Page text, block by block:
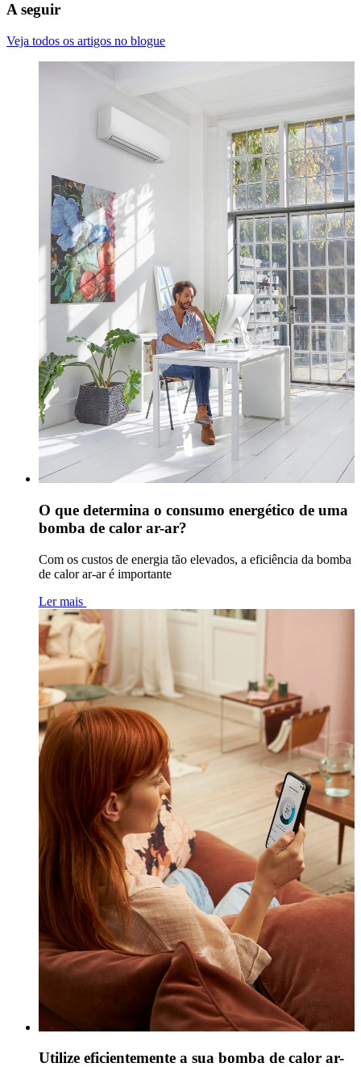
A seguir
Veja todos os artigos no blogue
O que determina o consumo energético de uma
bomba de calor ar-ar?
Com os custos de energia tão elevados, a eficiência da bomba
de calor ar-ar é importante
Ler mais
Utilize eficientemente a sua bomba de calor ar-